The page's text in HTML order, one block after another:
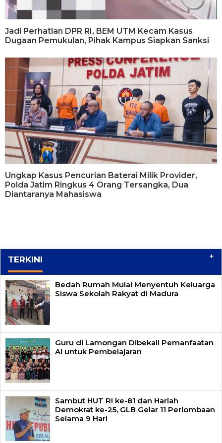
Jadi Perhatian DPR RI, BEM UTM Kecam Kasus
Dugaan Pemukulan, Pihak Kampus Siapkan Sanksi
Ungkap Kasus Pencurian Baterai Milik Provider,
Polda Jatim Ringkus 4 Orang Tersangka, Dua
Diantaranya Mahasiswa
TERKINI +
Bedah Rumah Mulai Menyentuh Keluarga
Siswa Sekolah Rakyat di Madura
Guru di Lamongan Dibekali Pemanfaatan
AI untuk Pembelajaran
Sambut HUT RI ke-81 dan Harlah
Demokrat ke-25, GLB Gelar 11 Perlombaan
Selama 9 Hari